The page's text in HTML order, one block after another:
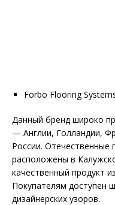
Forbo Flooring
Данный бренд широко
— Англии, Голландии,
России.
расположены в
качественный продукт
Покупателям доступен
дизайнерских узоров.